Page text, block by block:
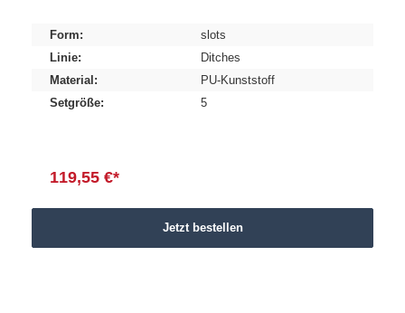
Form:
slots
Linie:
Ditches
Material:
PU-Kunststoff
Setgröße:
5
119,55 €*
Jetzt bestellen